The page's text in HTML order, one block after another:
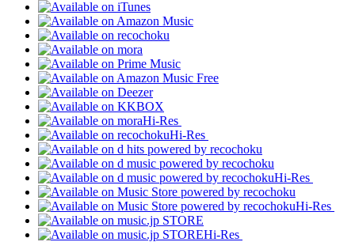
Hi-Res
Hi-Res
Hi-Res
Hi-Res
Hi-Res